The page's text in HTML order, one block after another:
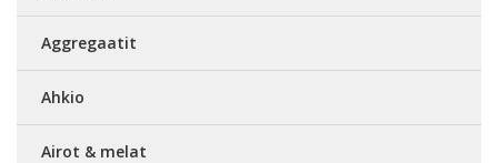
Aggregaatit
Ahkio
Airot & melat